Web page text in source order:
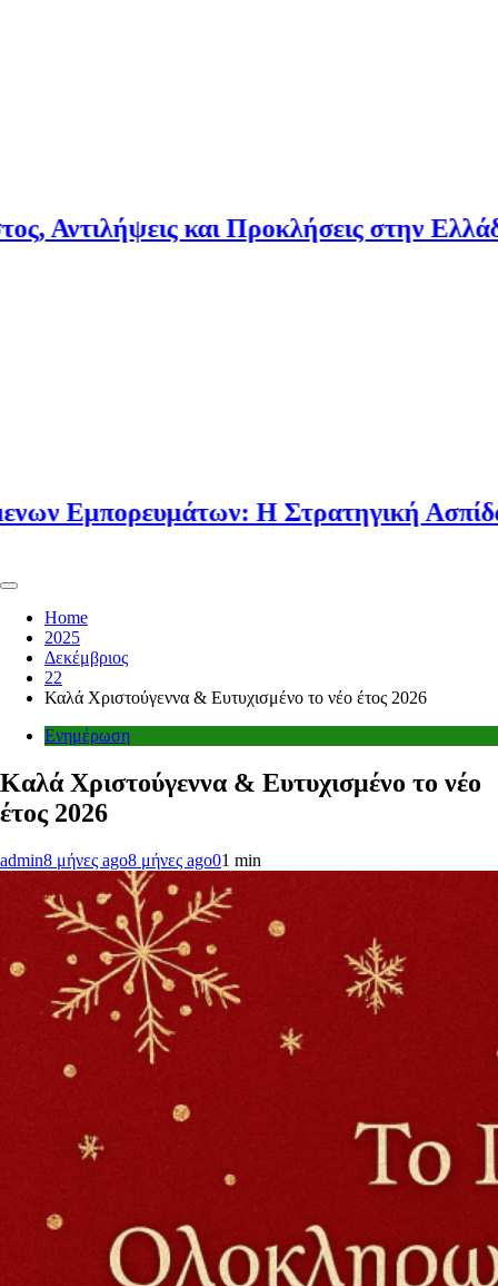
και Προκλήσεις στην Ελλάδα
Η Στρατηγική Ασπίδα Κάθε
Home
2025
Δεκέμβριος
22
Καλά Χριστούγεννα & Ευτυχισμένο το νέο έτος 2026
Ενημέρωση
Καλά Χριστούγεννα & Ευτυχισμένο το νέο
έτος 2026
admin8 μήνες ago8 μήνες ago01 min